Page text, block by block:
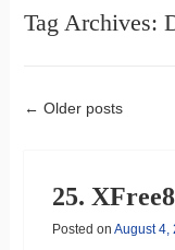
Tag Archives:
Post
← Older posts
25.
Posted on August 4,